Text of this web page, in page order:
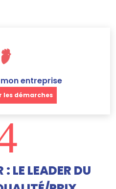
entreprise
les démarches
LE LEADER DU